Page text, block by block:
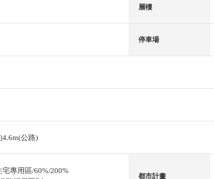
層樓
停車場
4.6m(公路)
專用區/60%/200%
都市計畫